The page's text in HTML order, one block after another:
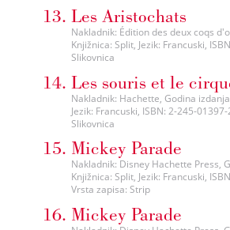
Les Aristochats
Nakladnik: Édition des deux coqs
Knjižnica: Split, Jezik: Francuski,
Slikovnica
Les souris et le
Nakladnik: Hachette, Godina
Jezik: Francuski, ISBN: 2-245-
Slikovnica
Mickey Parade
Nakladnik: Disney Hachette Press,
Knjižnica: Split, Jezik: Francuski,
Vrsta zapisa: Strip
Mickey Parade